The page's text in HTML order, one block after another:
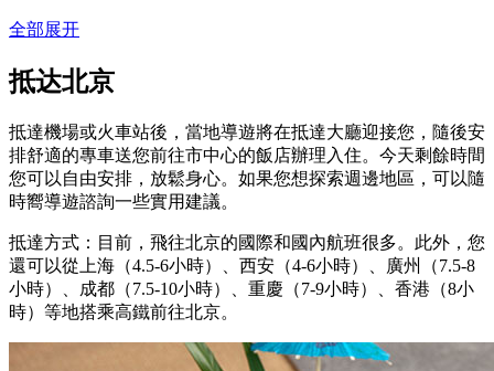
全部展开
抵达北京
抵達機場或火車站後，當地導遊將在抵達大廳迎接您，隨後安
排舒適的專車送您前往市中心的飯店辦理入住。今天剩餘時間
您可以自由安排，放鬆身心。如果您想探索週邊地區，可以隨
時嚮導遊諮詢一些實用建議。
抵達方式：目前，飛往北京的國際和國內航班很多。此外，您
還可以從上海（4.5-6小時）、西安（4-6小時）、廣州（7.5-8
小時）、成都（7.5-10小時）、重慶（7-9小時）、香港（8小
時）等地搭乘高鐵前往北京。